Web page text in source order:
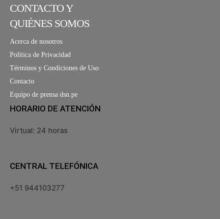
CONTACTO Y
QUIÉNES SOMOS
Acerca de nosotros
Política de Privacidad
Términos y Condiciones de Uso
Contacto
Equipo de prensa dsn.pe
HORARIO DE ATENCIÓN
Virtual: 24 horas
CENTRAL TELEFÓNICA
+51 944103277